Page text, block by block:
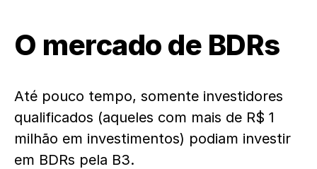
O mercado de BDRs
Até pouco tempo, somente investidores
qualificados (aqueles com mais de R$ 1
milhão em investimentos) podiam investir
em BDRs pela B3.